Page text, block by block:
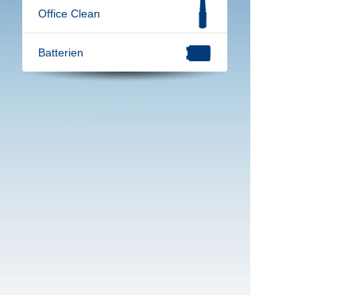
Office Clean
Batterien